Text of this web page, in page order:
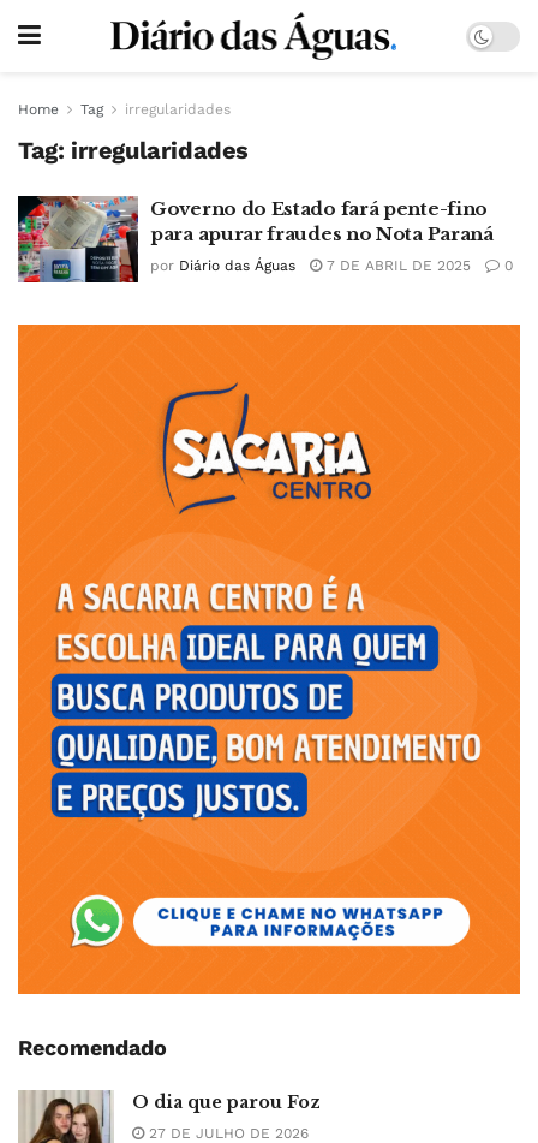
Home Tag irregularidades
Tag: irregularidades
Governo do Estado fará pente-fino
para apurar fraudes no Nota Paraná
por Diário das Águas 7 DE ABRIL DE 2025 0
Recomendado
O dia que parou Foz
27 DE JULHO DE 2026